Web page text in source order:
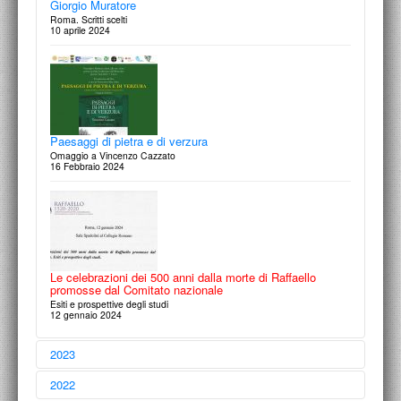
Cantieri da Eternare
Immagini del costruire dall’inchiostro alla celluloide
27 marzo 2025
Francesco Moschini
Arte, Architettura, Città e Paesaggi - Dissolvenze incrociate e sguardi
rubati
20 Febbraio 2025
Dal disegno al metaverso. Architetture immaginate,
Scritture, Linguaggi artificiali
Giorgio Muratore
Roma. Scritti scelti
10 aprile 2024
Paesaggi di pietra e di verzura
Omaggio a Vincenzo Cazzato
16 Febbraio 2024
Le celebrazioni dei 500 anni dalla morte di Raffaello
promosse dal Comitato nazionale
Esiti e prospettive degli studi
12 gennaio 2024
2023
2022